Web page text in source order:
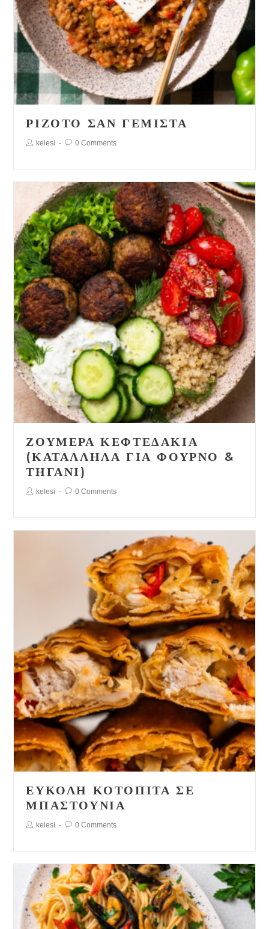
ΡΙΖΌΤΟ ΣΑΝ ΓΕΜΙΣΤΆ
Postkelesi
Post0 Comments
ΖΟΥΜΕΡΆ ΚΕΦΤΕΔΆΚΙΑ
(ΚΑΤΆΛΛΗΛΑ ΓΙΑ ΦΟΎΡΝΟ &
ΤΗΓΆΝΙ)
Postkelesi
Post0 Comments
ΕΎΚΟΛΗ ΚΟΤΌΠΙΤΑ ΣΕ
ΜΠΑΣΤΟΎΝΙΑ
Postkelesi
Post0 Comments